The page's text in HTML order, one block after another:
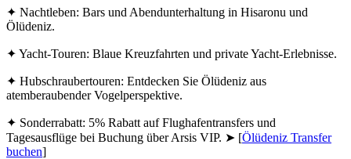
✦ Nachtleben: Bars und Abendunterhaltung in Hisaronu und
Ölüdeniz.
✦ Yacht-Touren: Blaue Kreuzfahrten und private Yacht-Erlebnisse.
✦ Hubschraubertouren: Entdecken Sie Ölüdeniz aus
atemberaubender Vogelperspektive.
✦ Sonderrabatt: 5% Rabatt auf Flughafentransfers und
Tagesausflüge bei Buchung über Arsis VIP. ➤ [Ölüdeniz Transfer
buchen]